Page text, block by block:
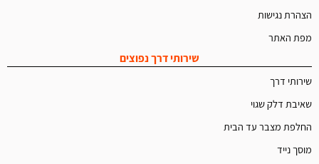
הצהרת נגישות
מפת האתר
שירותי דרך נפוצים
שירותי דרך
שאיבת דלק שגוי
החלפת מצבר עד הבית
מוסך נייד